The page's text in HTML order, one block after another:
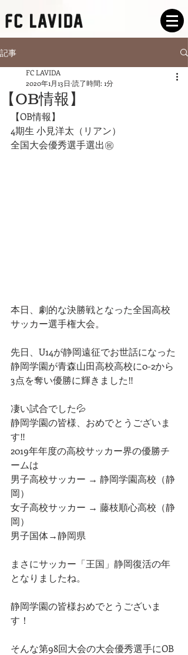
記事
【OB情報】
FC LAVIDA
2020年1月13日 読了時間: 1分
【OB情報】
4期生 小見洋太（リアン）
全国大会優秀選手選出㊗️
本日、劇的な決勝戦となった全国高校
サッカー選手権大会。
先日、U14が静岡遠征でお世話になった
静岡学園が青森山田高校高校に0-2から
3点を奪い優勝に輝きました‼️
凄い試合でした💦
静岡学園の皆様、おめでとうございま
す‼
2019年年度の高校サッカー界の優勝チ
ームは
男子高校サッカー → 静岡学園高校（静
岡）
女子高校サッカー → 藤枝順心高校（静
岡）
男子国体→静岡県
まさにサッカー「王国」静岡復活の年
となりましたね。
静岡学園の皆様おめでとうございま
す！
そんな第98回大会の大会優秀選手にOB